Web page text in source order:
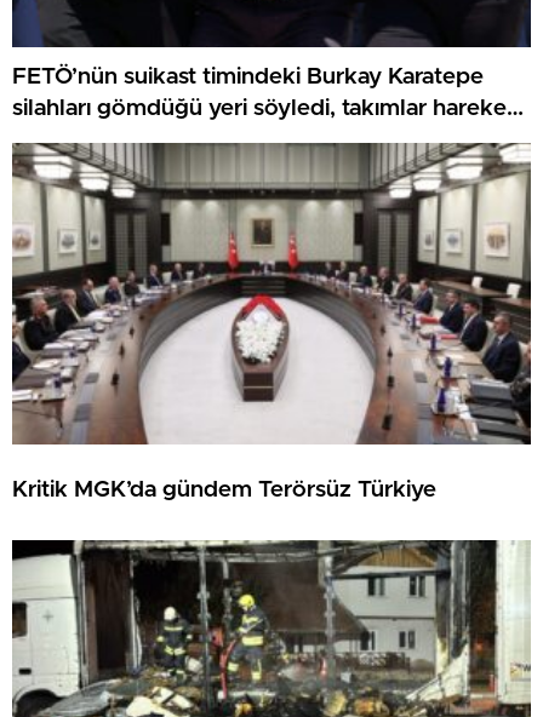
FETÖ’nün suikast timindeki Burkay Karatepe
silahları gömdüğü yeri söyledi, takımlar harekete
geçti
Kritik MGK’da gündem Terörsüz Türkiye